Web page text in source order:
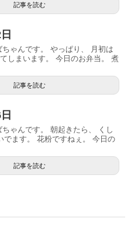
記事を読む
ちゃんです。 やっぱり、 月初は
しまいます。 今日のお弁当。 煮
記事を読む
ちゃんです。 朝起きたら、 くし
でます。 花粉ですねぇ。 今日の
記事を読む